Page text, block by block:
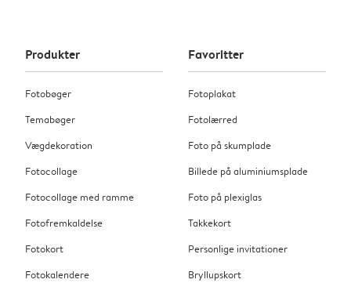
Produkter
Fotobøger
Temabøger
Vægdekoration
Fotocollage
Fotocollage med ramme
Fotofremkaldelse
Fotokort
Fotokalendere
Favoritter
Fotoplakat
Fotolærred
Foto på skumplade
Billede på aluminiumsplade
Foto på plexiglas
Takkekort
Personlige invitationer
Bryllupskort